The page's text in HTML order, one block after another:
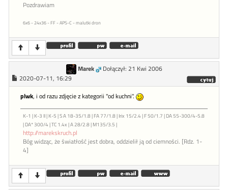
Pozdrawiam
6x6 - 24x36 - FF - APS-C - malutki dron
Marek
Dołączył: 21 Kwi 2006
2020-07-11, 16:29
plwk, i od razu zdjęcie z kategorii "od kuchni".
K-1 | K-3 II | K-5 | S A 18-35/1.8 | FA 77/1.8 | Irix 15/2.4 | F 50/1.7 | DA 55-300/4-5.8
| DA* 300/4 | TC 1.4x | A 28/2.8 | M135/3.5 |
http://marekskruch.pl
Bóg widząc, że światłość jest dobra, oddzielił ją od ciemności. [Rdz. 1-
4]